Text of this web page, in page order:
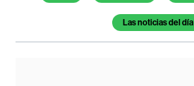
Las noticias del día